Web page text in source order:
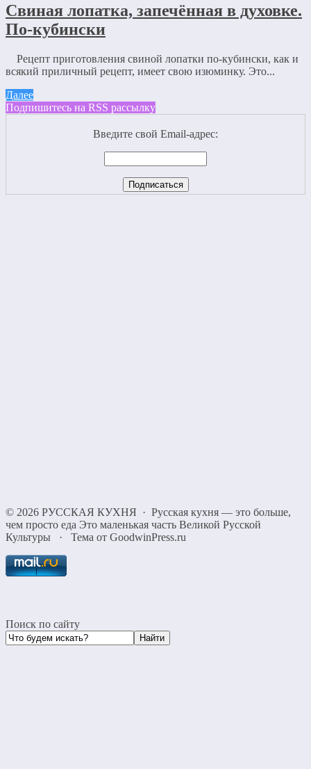
Свиная лопатка, запечённая в духовке.
По-кубински
Рецепт приготовления свиной лопатки по-кубински, как и
всякий приличный рецепт, имеет свою изюминку. Это...
Далее
Подпишитесь на RSS рассылку
Введите свой Email-адрес:
© 2026 РУССКАЯ КУХНЯ · Русская кухня — это больше,
чем просто еда Это маленькая часть Великой Русской
Культуры
· Тема от GoodwinPress.ru
Поиск по сайту